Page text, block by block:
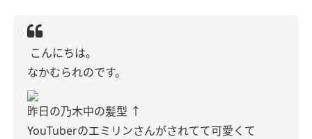
こんにちは。
なかむられのです。
昨日の乃木中の髪型 ↑
YouTuberのエミリンさんがされてて可愛くて